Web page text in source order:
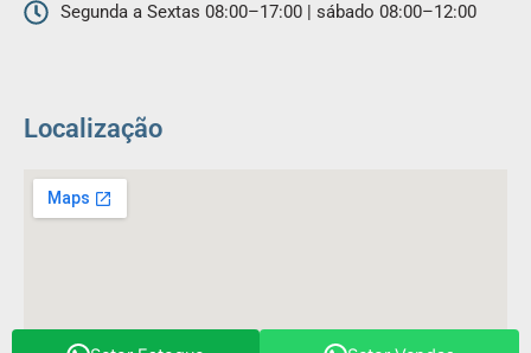
Segunda a Sextas 08:00–17:00 | sábado 08:00–12:00
Localização